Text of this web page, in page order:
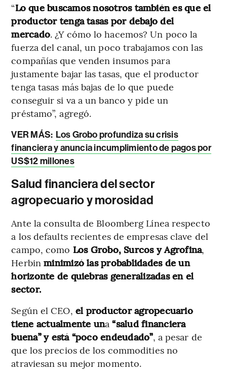
“Lo que buscamos nosotros también es que el
productor tenga tasas por debajo del
mercado. ¿Y cómo lo hacemos? Un poco la
fuerza del canal, un poco trabajamos con las
compañías que venden insumos para
justamente bajar las tasas, que el productor
tenga tasas más bajas de lo que puede
conseguir si va a un banco y pide un
préstamo”, agregó.
VER MÁS: Los Grobo profundiza su crisis
financiera y anuncia incumplimiento de pagos por
US$12 millones
Salud financiera del sector
agropecuario y morosidad
Ante la consulta de Bloomberg Línea respecto
a los defaults recientes de empresas clave del
campo, como Los Grobo, Surcos y Agrofina,
Herbinminimizó las probablidades de un
horizonte de quiebras generalizadas en el
sector.
Según el CEO, el productor agropecuario
tiene actualmente una“salud financiera
buena” y está “poco endeudado”, a pesar de
que los precios de los commodities no
atraviesan su mejor momento.